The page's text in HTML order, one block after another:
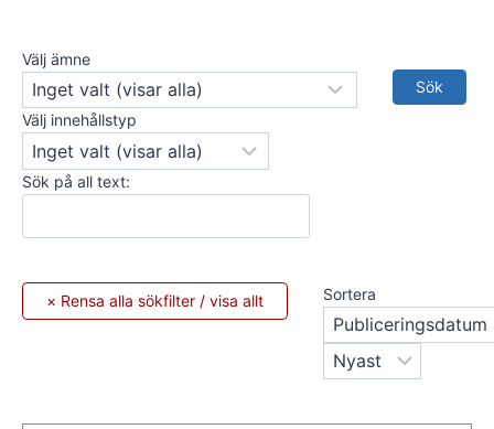
Välj ämne
Välj innehållstyp
Sök på all text:
Sortera